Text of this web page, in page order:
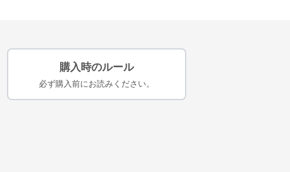
購入時のルール
必ず購入前にお読みください。